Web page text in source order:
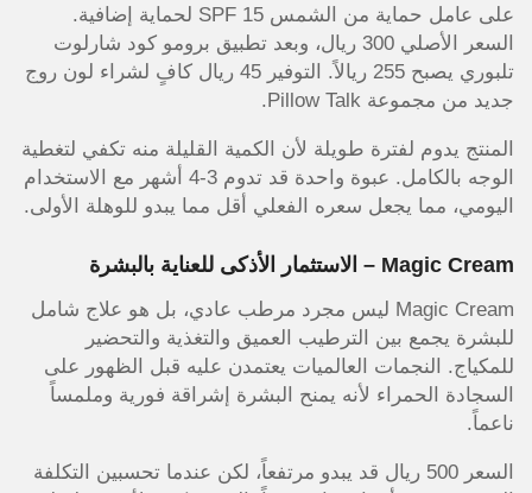
على عامل حماية من الشمس SPF 15 لحماية إضافية.
السعر الأصلي 300 ريال، وبعد تطبيق برومو كود شارلوت
تلبوري يصبح 255 ريالاً. التوفير 45 ريال كافٍ لشراء لون روج
جديد من مجموعة Pillow Talk.
المنتج يدوم لفترة طويلة لأن الكمية القليلة منه تكفي لتغطية
الوجه بالكامل. عبوة واحدة قد تدوم 3-4 أشهر مع الاستخدام
اليومي، مما يجعل سعره الفعلي أقل مما يبدو للوهلة الأولى.
Magic Cream – الاستثمار الأذكى للعناية بالبشرة
Magic Cream ليس مجرد مرطب عادي، بل هو علاج شامل
للبشرة يجمع بين الترطيب العميق والتغذية والتحضير
للمكياج. النجمات العالميات يعتمدن عليه قبل الظهور على
السجادة الحمراء لأنه يمنح البشرة إشراقة فورية وملمساً
ناعماً.
السعر 500 ريال قد يبدو مرتفعاً، لكن عندما تحسبين التكلفة